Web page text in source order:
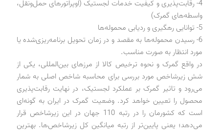
4- رقابت‌پذیری و کیفیت خدمات لجستیک (اوپراتورهای حمل‌ونقل،
واسطه‌های گمرک)
5- توانایی رهگیری و ردیابی محموله‌ها
6- رسیدن محموله‌ها به مقصد و در زمان تحویل برنامه‌ریزی‌شده یا
مورد انتظار به صورت مناسب.
در واقع گمرک و نحوه ترخیص کالا از مرزهای بین‌المللی، یکی از
شش زیرشاخص مورد بررسی برای محاسبه شاخص اصلی به شمار
می‌رود و تاثیر گمرک بر عملکرد لجستیک، در نهایت رقابت‌پذیری
محصول را تعیین خواهد کرد. وضعیت گمرک در ایران به گونه‌ای
است که کشورمان را در رتبه 110 جهان در این زیرشاخص قرار
می‌دهد؛ یعنی پایین‌تر از رتبه میانگین کل زیرشاخص‌ها. بهترین